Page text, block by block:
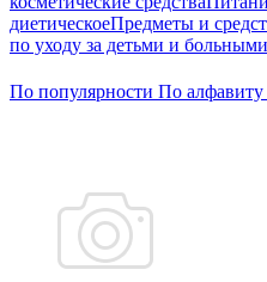
диетическоеПредметы и
по уходу за детьми и больными
По популярности По алфавиту